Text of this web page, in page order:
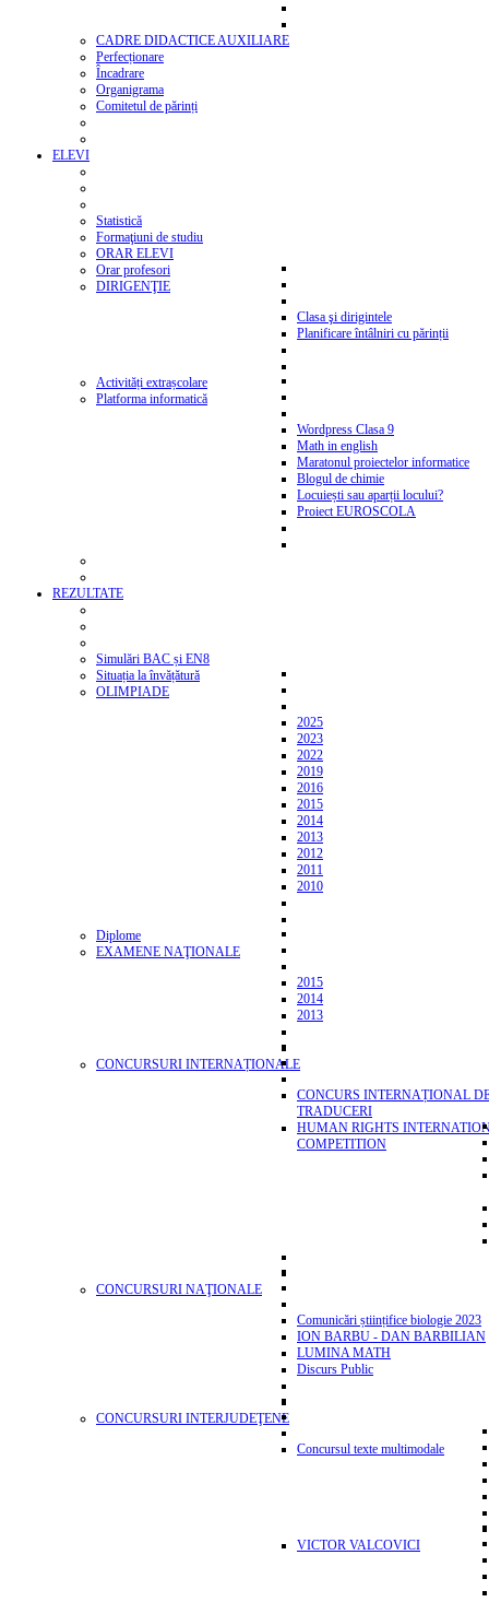
CADRE DIDACTICE AUXILIARE
Perfecționare
Încadrare
Organigrama
Comitetul de părinți
ELEVI
Statistică
Formaţiuni de studiu
ORAR ELEVI
Orar profesori
DIRIGENŢIE
Clasa şi dirigintele
Planificare întâlniri cu părinții
Activități extrașcolare
Platforma informatică
Wordpress Clasa 9
Math in english
Maratonul proiectelor informatice
Blogul de chimie
Locuiești sau aparții locului?
Proiect EUROSCOLA
REZULTATE
Simulări BAC și EN8
Situația la învățătură
OLIMPIADE
2025
2023
2022
2019
2016
2015
2014
2013
2012
2011
2010
Diplome
EXAMENE NAŢIONALE
2015
2014
2013
CONCURSURI INTERNAȚIONALE
CONCURS INTERNAȚIONAL
TRADUCERI
HUMAN RIGHTS
COMPETITION
CONCURSURI NAŢIONALE
Comunicări științifice biologie 2023
ION BARBU - DAN BARBILIAN
LUMINA MATH
Discurs Public
CONCURSURI INTERJUDEŢENE
Concursul texte multimodale
VICTOR VALCOVICI